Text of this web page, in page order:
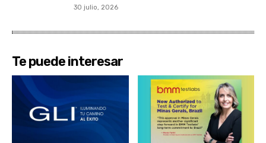
30 julio, 2026
Te puede interesar